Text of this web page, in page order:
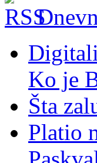
Ko je
Šta
Platio